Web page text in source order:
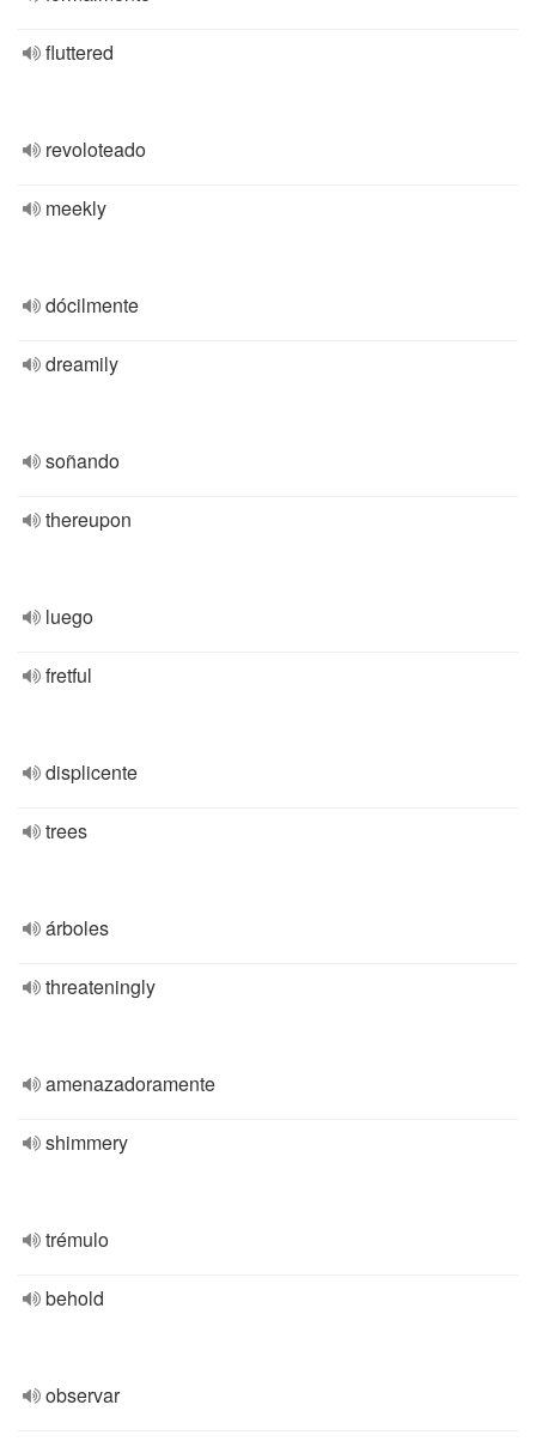
fluttered
revoloteado
meekly
dócilmente
dreamily
soñando
thereupon
luego
fretful
displicente
trees
árboles
threateningly
amenazadoramente
shimmery
trémulo
behold
observar